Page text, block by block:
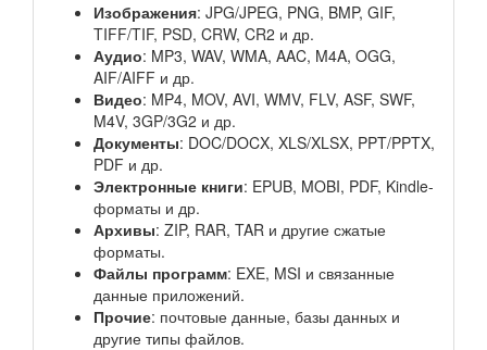
Изображения: JPG/JPEG, PNG, BMP, GIF,
TIFF/TIF, PSD, CRW, CR2 и др.
Аудио: MP3, WAV, WMA, AAC, M4A, OGG,
AIF/AIFF и др.
Видео: MP4, MOV, AVI, WMV, FLV, ASF, SWF,
M4V, 3GP/3G2 и др.
Документы: DOC/DOCX, XLS/XLSX, PPT/PPTX,
PDF и др.
Электронные книги: EPUB, MOBI, PDF, Kindle-
форматы и др.
Архивы: ZIP, RAR, TAR и другие сжатые
форматы.
Файлы программ: EXE, MSI и связанные
данные приложений.
Прочие: почтовые данные, базы данных и
другие типы файлов.